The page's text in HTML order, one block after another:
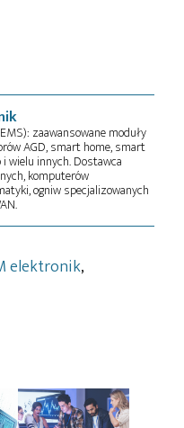
zaawansowane moduły
AGD, smart home, smart
wielu innych. Dostawca
komputerów
ogniw specjalizowanych
elektronik,